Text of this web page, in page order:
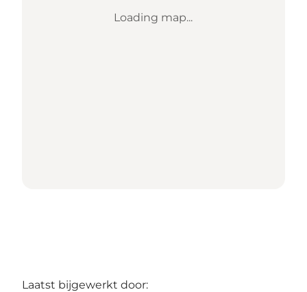
Loading map...
Laatst bijgewerkt door: